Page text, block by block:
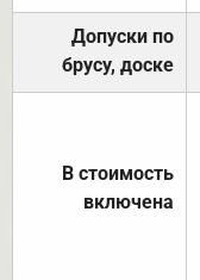
Допуски по
брусу, доске
В стоимость
включена